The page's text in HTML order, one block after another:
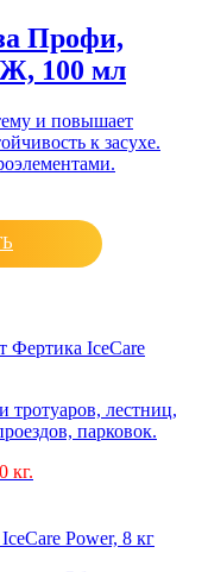
Профи,
100 мл
и повышает
к засухе.
Фертика IceCare
тротуаров, лестниц,
парковок.
кг.
Power, 8 кг